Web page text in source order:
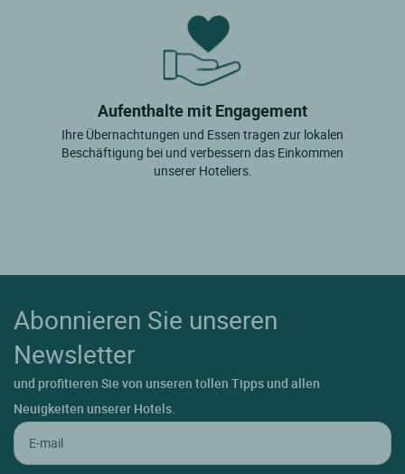
Aufenthalte mit Engagement
Ihre Übernachtungen und Essen tragen zur lokalen
Beschäftigung bei und verbessern das Einkommen
unserer Hoteliers.
Abonnieren Sie unseren
Newsletter
und profitieren Sie von unseren tollen Tipps und allen
Neuigkeiten unserer Hotels.